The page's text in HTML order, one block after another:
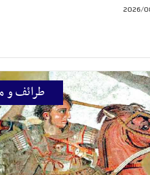
طرائف و